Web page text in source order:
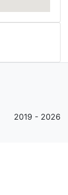
2019 - 2026